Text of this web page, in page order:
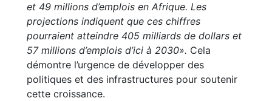
et 49 millions d’emplois en Afrique. Les
projections indiquent que ces chiffres
pourraient atteindre 405 milliards de dollars et
57 millions d’emplois d’ici à 2030». Cela
démontre l’urgence de développer des
politiques et des infrastructures pour soutenir
cette croissance.